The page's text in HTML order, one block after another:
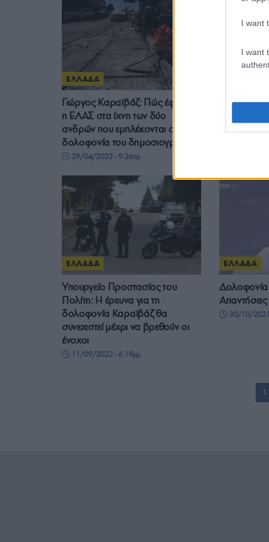
I want
I want
ΕΛΛΑΔΑ
Γιώργος Καραϊβάζ: Πώς έφθασε
η ΕΛΑΣ στα ίχνη των δύο
ανδρών που εμπλέκονται στη
δολοφονία του δημοσιογράφου
29/04/2023 - 9:26πμ
Δύο
Καραϊβάζ
ΕΛΛΑΔΑ
Υπουργείο Προστασίας του
Πολίτη: Η έρευνα για τη
δολοφονία Καραϊβάζ θα
συνεχιστεί μέχρι να βρεθούν οι
ένοχοι
11/09/2022 - 6:19μμ
ΕΛΛΑΔΑ
30/10/2021
1